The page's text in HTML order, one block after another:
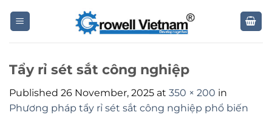
Tẩy rỉ sét sắt công nghiệp
Published 26 November, 2025 at 350 × 200 in
Phương pháp tẩy rỉ sét sắt công nghiệp phổ biến